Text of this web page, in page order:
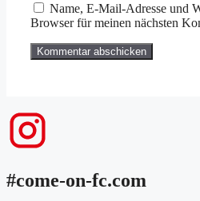
Name, E-Mail-Adresse und
Browser für meinen nächsten
#come-on-fc.com